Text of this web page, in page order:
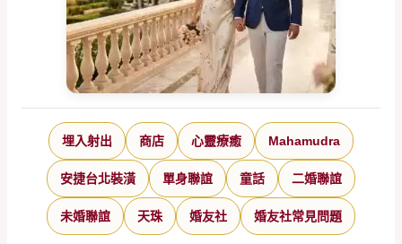
埋入射出 商店 心靈療癒 Mahamudra
安捷台北裝潢 單身聯誼 童話 二婚聯誼
未婚聯誼 天珠 婚友社 婚友社常見問題